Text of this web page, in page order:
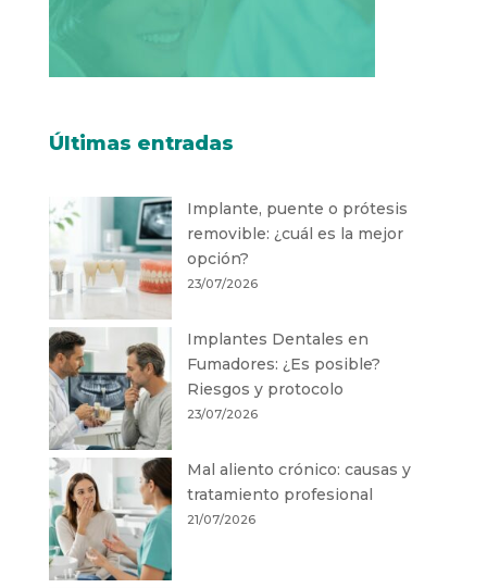
Últimas entradas
Implante, puente o prótesis
removible: ¿cuál es la mejor
opción?
23/07/2026
Implantes Dentales en
Fumadores: ¿Es posible?
Riesgos y protocolo
23/07/2026
Mal aliento crónico: causas y
tratamiento profesional
21/07/2026